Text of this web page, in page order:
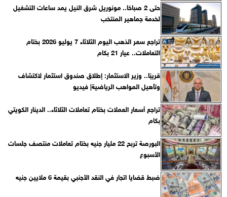
حتى 2 صباحًا.. مونوريل شرق النيل يمد ساعات التشغيل
لخدمة جماهير المنتخب
تراجع سعر الذهب اليوم الثلاثاء 7 يوليو 2026 بختام
التعاملات.. عيار 21 بكام
قريبًا.. وزير الاستثمار: إطلاق صندوق استثمار لاكتشاف
وتأهيل المواهب الرياضية| فيديو
تراجع أسعار العملات بختام تعاملات الثلاثاء.. الدينار الكويتي
بكام
البورصة تربح 22 مليار جنيه بختام تعاملات منتصف جلسات
الأسبوع
ضبط قضايا اتجار في النقد الأجنبي بقيمة 6 ملايين جنيه